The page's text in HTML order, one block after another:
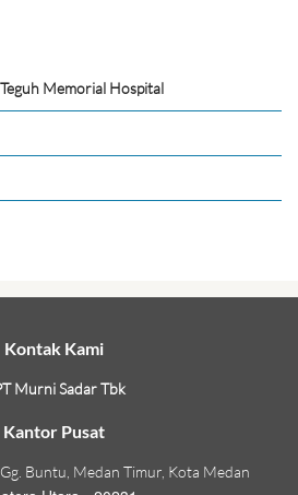
Memorial Hospital
Kontak Kami
Murni Sadar Tbk
Kantor Pusat
Gg. Buntu, Medan Timur, Kota Medan